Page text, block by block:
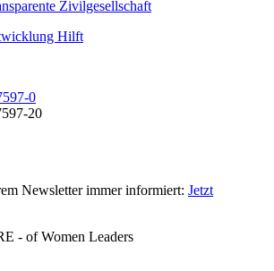
0
20
Newsletter immer informiert: Jetzt